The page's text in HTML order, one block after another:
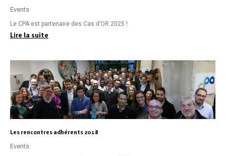
Events
Le CPA est partenaire des Cas d’OR 2025 !
Lire la suite
Les rencontres adhérents 2018
Events